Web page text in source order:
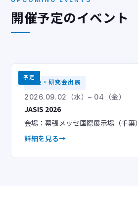
開催予定のイベント
予定
学会・研究会出展
2026.09.02（水）– 04（金）
JASIS 2026
会場：幕張メッセ国際展示場（千葉）
詳細を見る